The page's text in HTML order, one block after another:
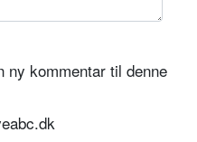
ny kommentar til denne